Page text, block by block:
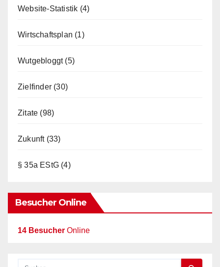
Website-Statistik (4)
Wirtschaftsplan (1)
Wutgebloggt(5)
Zielfinder (30)
Zitate (98)
Zukunft(33)
§ 35a EStG (4)
Besucher Online
14 Besucher Online